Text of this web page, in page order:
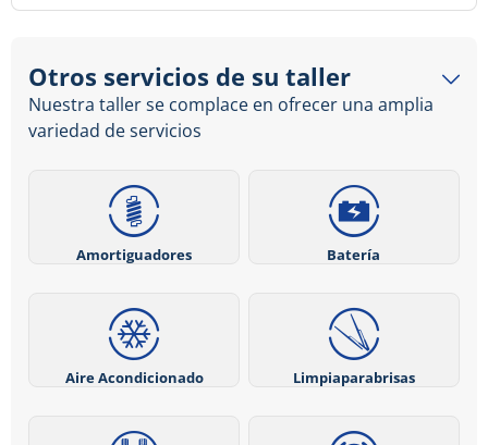
Otros servicios de su taller
Nuestra taller se complace en ofrecer una amplia
variedad de servicios
Amortiguadores Batería
Aire Acondicionado Limpiaparabrisas